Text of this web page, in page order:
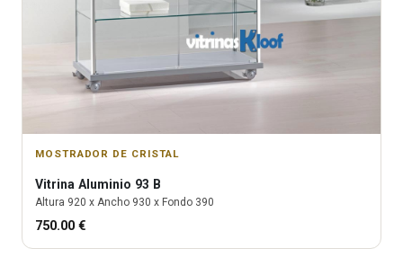
MOSTRADOR DE CRISTAL
Vitrina Aluminio 93 B
Altura 920 x Ancho 930 x Fondo 390
750.00 €